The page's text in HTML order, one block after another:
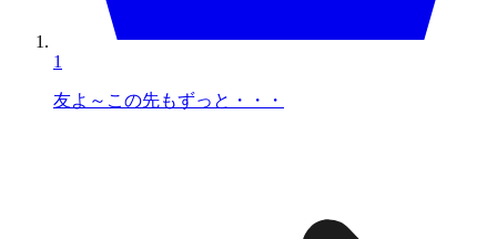
1
友よ～この先もずっと・・・